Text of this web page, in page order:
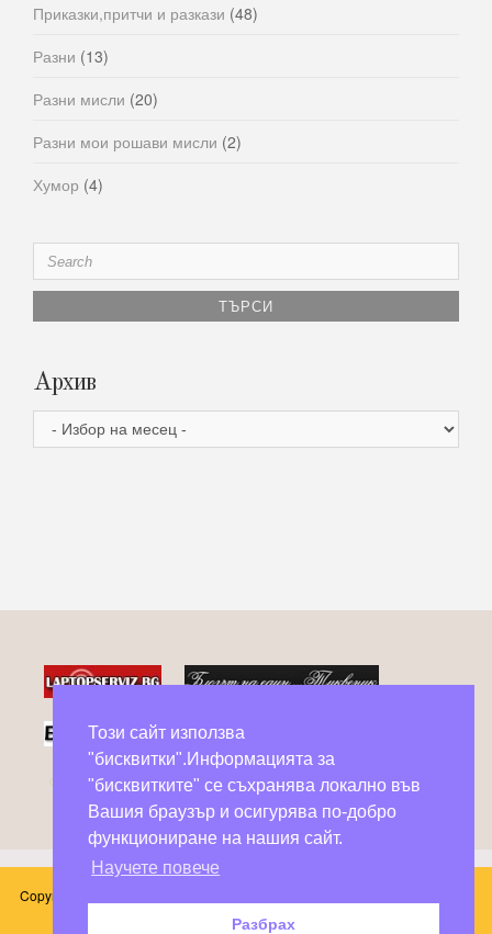
Приказки,притчи и разкази (48)
Разни (13)
Разни мисли (20)
Разни мои рошави мисли (2)
Хумор (4)
Search
for:
Архив
Архив
Фейсбук групи в помощ на бездомни животни
Copyright © 2026 Блог Слънчоглед. Всички произведения, публикувани в
този сайт принадлежат на техните автори.
Този сайт използва
"бисквитки".Информацията за
"бисквитките" се съхранява локално във
Вашия браузър и осигурява по-добро
функциониране на нашия сайт.
Научете повече
Разбрах